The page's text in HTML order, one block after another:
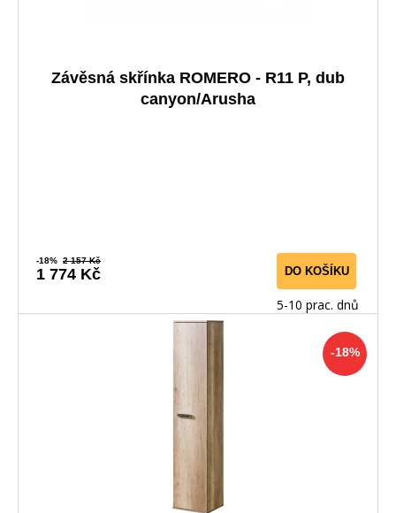
Závěsná skřínka ROMERO - R11 P, dub
canyon/Arusha
-18% 2 157 Kč
1 774 Kč DO KOŠÍKU
5-10 prac. dnů
-18%